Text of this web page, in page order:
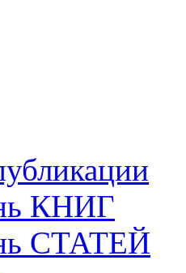
КНИГ
СТАТЕЙ